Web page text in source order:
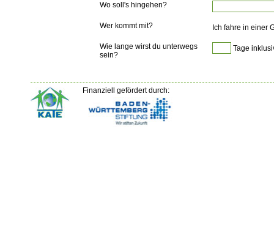
Wo soll's hingehen?
Wer kommt mit? Ich fahre in einer
Wie lange wirst du unterwegs
sein?
Tage
Finanziell gefördert durch: